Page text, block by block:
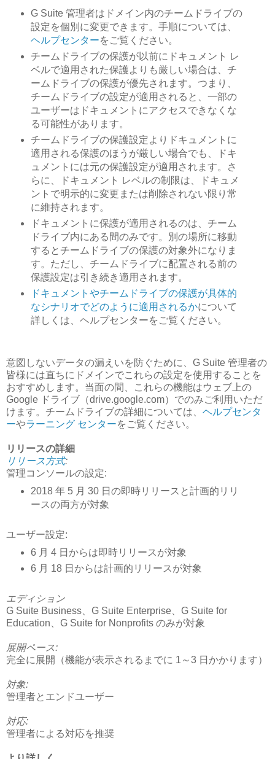
G Suite 管理者はドメイン内のチームドライブの
設定を個別に変更できます。手順については、
ヘルプセンターをご覧ください。
チームドライブの保護が以前にドキュメント レ
ベルで適用された保護よりも厳しい場合は、チ
ームドライブの保護が優先されます。つまり、
チームドライブの設定が適用されると、一部の
ユーザーはドキュメントにアクセスできなくな
る可能性があります。
チームドライブの保護設定よりドキュメントに
適用される保護のほうが厳しい場合でも、ドキ
ュメントには元の保護設定が適用されます。さ
らに、ドキュメント レベルの制限は、ドキュメ
ントで明示的に変更または削除されない限り常
に維持されます。
ドキュメントに保護が適用されるのは、チーム
ドライブ内にある間のみです。別の場所に移動
するとチームドライブの保護の対象外になりま
す。ただし、チームドライブに配置される前の
保護設定は引き続き適用されます。
ドキュメントやチームドライブの保護が具体的
なシナリオでどのように適用されるかについて
詳しくは、ヘルプセンターをご覧ください。
意図しないデータの漏えいを防ぐために、G Suite 管理者の
皆様には直ちにドメインでこれらの設定を使用することを
おすすめします。当面の間、これらの機能はウェブ上の
Google ドライブ（drive.google.com）でのみご利用いただ
けます。チームドライブの詳細については、 ヘルプセンタ
ーやラーニング センターをご覧ください。
リリースの詳細
リリース方式:
管理コンソールの設定:
2018 年 5 月 30 日の即時リリースと計画的リリ
ースの両方が対象
ユーザー設定:
6 月 4 日からは即時リリースが対象
6 月 18 日からは計画的リリースが対象
エディション
G Suite Business、G Suite Enterprise、G Suite for
Education、G Suite for Nonprofits のみが対象
展開ペース:
完全に展開（機能が表示されるまでに 1～3 日かかります）
対象:
管理者とエンドユーザー
対応:
管理者による対応を推奨